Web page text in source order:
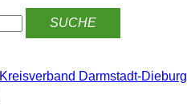
Kreisverband Darmstadt-Dieburg